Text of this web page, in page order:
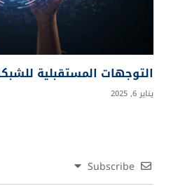
تيك توك تنتفض: كيف تُعيد
الرقمي في العالم العربي؟
أغسطس 4, 2025